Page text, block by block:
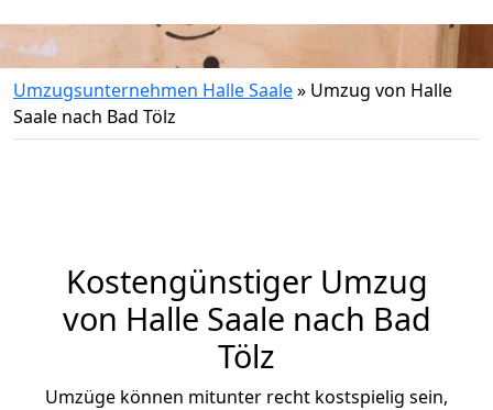
Umzugsunternehmen Halle Saale» Umzug von Halle
Saale nach Bad Tölz
Kostengünstiger Umzug
von Halle Saale nach Bad
Tölz
Umzüge können mitunter recht kostspielig sein,